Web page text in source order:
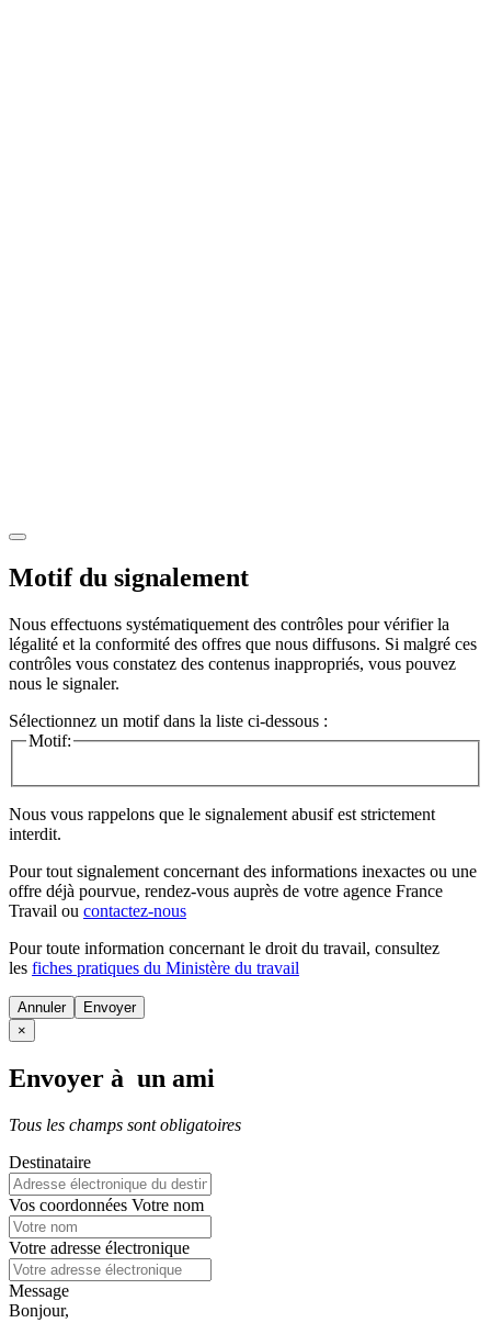
Motif du signalement
Nous effectuons systématiquement des contrôles pour vérifier la
légalité et la conformité des offres que nous diffusons. Si malgré ces
contrôles vous constatez des contenus inappropriés, vous pouvez
nous le signaler.
Sélectionnez un motif dans la liste ci-dessous :
Motif:
Nous vous rappelons que le signalement abusif est strictement
interdit.
Pour tout signalement concernant des informations inexactes ou une
offre déjà pourvue, rendez-vous auprès de votre agence France
Travail ou contactez-nous
Pour toute information concernant le droit du travail, consultez
les fiches pratiques du Ministère du travail
Annuler
×
Envoyer à un ami
Tous les champs sont obligatoires
Destinataire
Vos coordonnées Votre nom
Votre adresse électronique
Message
Bonjour,